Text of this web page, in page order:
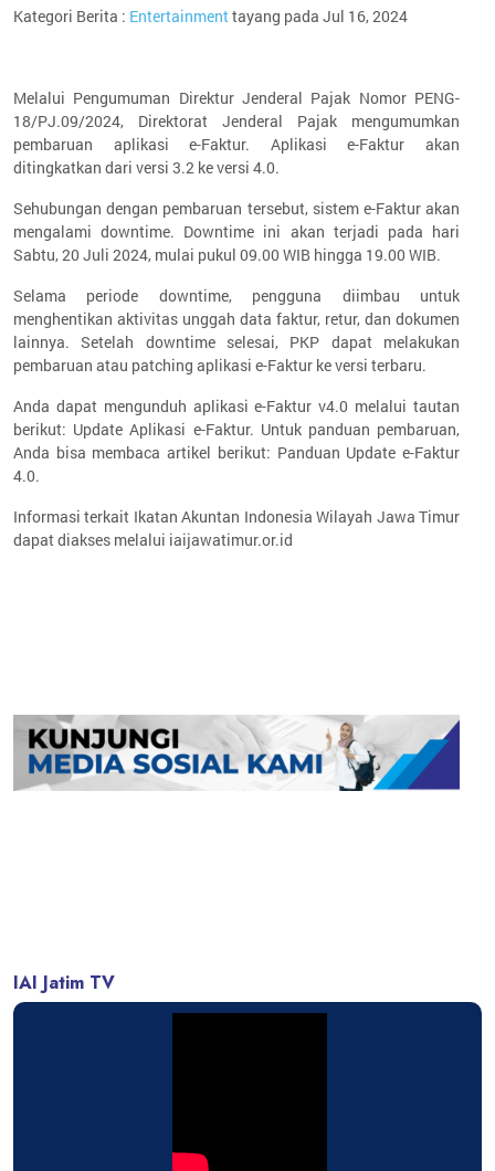
Kategori Berita : Entertainmenttayang pada Jul 16, 2024
Melalui Pengumuman Direktur Jenderal Pajak Nomor PENG-
18/PJ.09/2024, Direktorat Jenderal Pajak mengumumkan
pembaruan aplikasi e-Faktur. Aplikasi e-Faktur akan
ditingkatkan dari versi 3.2 ke versi 4.0.
Sehubungan dengan pembaruan tersebut, sistem e-Faktur akan
mengalami downtime. Downtime ini akan terjadi pada hari
Sabtu, 20 Juli 2024, mulai pukul 09.00 WIB hingga 19.00 WIB.
Selama periode downtime, pengguna diimbau untuk
menghentikan aktivitas unggah data faktur, retur, dan dokumen
lainnya. Setelah downtime selesai, PKP dapat melakukan
pembaruan atau patching aplikasi e-Faktur ke versi terbaru.
Anda dapat mengunduh aplikasi e-Faktur v4.0 melalui tautan
berikut: Update Aplikasi e-Faktur. Untuk panduan pembaruan,
Anda bisa membaca artikel berikut: Panduan Update e-Faktur
4.0.
Informasi terkait Ikatan Akuntan Indonesia Wilayah Jawa Timur
dapat diakses melalui iaijawatimur.or.id
IAI Jatim TV